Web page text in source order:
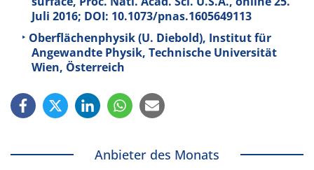
Juli 2016; DOI: 10.1073/pnas.1605649113
Oberflächenphysik (U. Diebold), Institut für
Angewandte Physik, Technische Universität
Wien, Österreich
Anbieter des Monats